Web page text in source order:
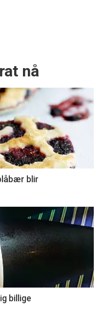
nå
blir
billige